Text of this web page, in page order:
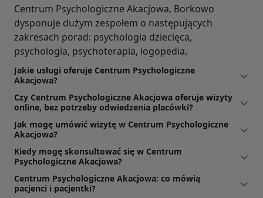
Centrum Psychologiczne Akacjowa, Borkowo
dysponuje dużym zespołem o następujących
zakresach porad: psychologia dziecięca,
psychologia, psychoterapia, logopedia.
Jakie usługi oferuje Centrum Psychologiczne
Akacjowa?
Czy Centrum Psychologiczne Akacjowa oferuje wizyty
online, bez potrzeby odwiedzenia placówki?
Jak mogę umówić wizytę w Centrum Psychologiczne
Akacjowa?
Kiedy mogę skonsultować się w Centrum
Psychologiczne Akacjowa?
Centrum Psychologiczne Akacjowa: co mówią
pacjenci i pacjentki?